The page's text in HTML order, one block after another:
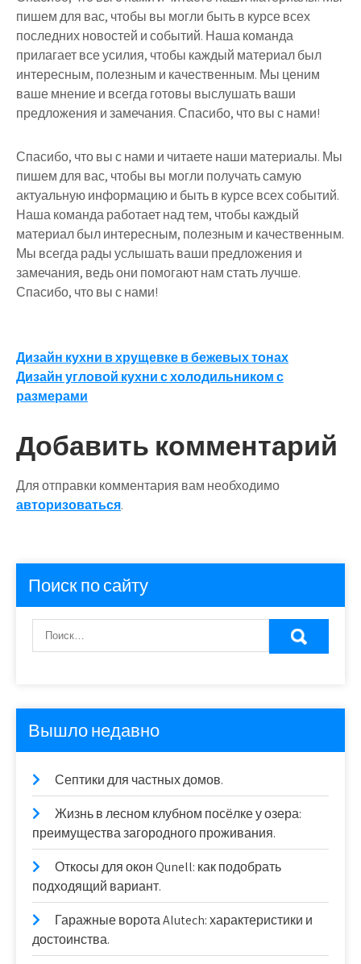
пишем для вас, чтобы вы могли быть в курсе всех
последних новостей и событий. Наша команда
прилагает все усилия, чтобы каждый материал был
интересным, полезным и качественным. Мы ценим
ваше мнение и всегда готовы выслушать ваши
предложения и замечания. Спасибо, что вы с нами!
Спасибо, что вы с нами и читаете наши материалы. Мы
пишем для вас, чтобы вы могли получать самую
актуальную информацию и быть в курсе всех событий.
Наша команда работает над тем, чтобы каждый
материал был интересным, полезным и качественным.
Мы всегда рады услышать ваши предложения и
замечания, ведь они помогают нам стать лучше.
Спасибо, что вы с нами!
Навигация
по
Дизайн кухни в хрущевке в бежевых тонах
Дизайн угловой кухни с холодильником с
размерами
Добавить комментарий
Для отправки комментария вам необходимо
авторизоваться.
Поиск по сайту
Вышло недавно
Септики для частных домов.
Жизнь в лесном клубном посёлке у озера:
преимущества загородного проживания.
Откосы для окон Qunell: как подобрать
подходящий вариант.
Гаражные ворота Alutech: характеристики и
достоинства.